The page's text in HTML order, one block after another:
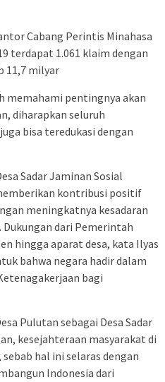
Cabang Perintis Minahasa
terdapat 1.061 klaim dengan
11,7 milyar
memahami pentingnya akan
diharapkan seluruh
bisa teredukasi dengan
Sadar Jaminan Sosial
kontribusi positif
meningkatnya kesadaran
dari Pemerintah
hingga aparat desa, kata Ilyas
bahwa negara hadir dalam
bagi
Pulutan sebagai Desa Sadar
kesejahteraan masyarakat di
hal ini selaras dengan
Indonesia dari